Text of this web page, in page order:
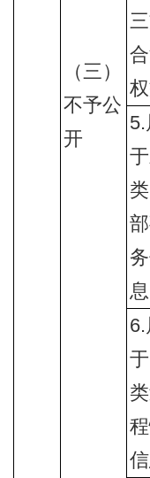
（三）
不予公
开
5.
息
6.